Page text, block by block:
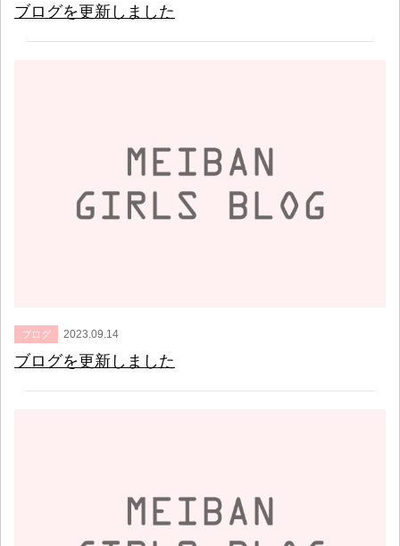
ブログを更新しました
ブログ 2023.09.14
ブログを更新しました